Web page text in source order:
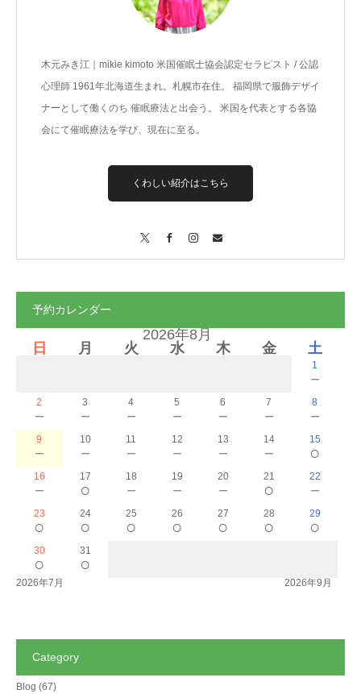
木元みき江｜mikie kimoto 米国催眠士協会認定セラピスト / 公認
心理師 1961年北海道生まれ。札幌市在住。 福岡県で服飾デザイ
ナーとして働くのち 催眠療法と出会う。 米国を代表とする各協
会にて催眠療法を学び、現在に至る。
くわしい紹介はこちら
予約カレンダー
2026年8月
日
月 火 水 木 金 土
1
－
2
－
3
－
4
－
5
－
6
－
7
－
8
－
9
－
10
－
11
－
12
－
13
－
14
－
15
○
16
－
17
○
18
－
19
－
20
－
21
○
22
－
23
○
24
○
25
○
26
○
27
○
28
○
29
○
30
○
31
○
2026年7月 2026年9月
Category
Blog (67)